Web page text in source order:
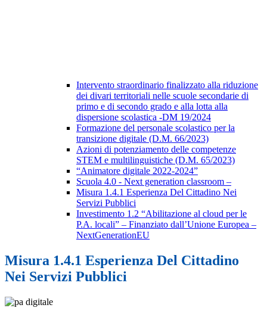
Intervento straordinario finalizzato alla riduzione
dei divari territoriali nelle scuole secondarie di
primo e di secondo grado e alla lotta alla
dispersione scolastica -DM 19/2024
Formazione del personale scolastico per la
transizione digitale (D.M. 66/2023)
Azioni di potenziamento delle competenze
STEM e multilinguistiche (D.M. 65/2023)
“Animatore digitale 2022-2024”
Scuola 4.0 - Next generation classroom –
Misura 1.4.1 Esperienza Del Cittadino Nei
Servizi Pubblici
Investimento 1.2 “Abilitazione al cloud per le
P.A. locali” – Finanziato dall’Unione Europea –
NextGenerationEU
Misura 1.4.1 Esperienza Del Cittadino
Nei Servizi Pubblici